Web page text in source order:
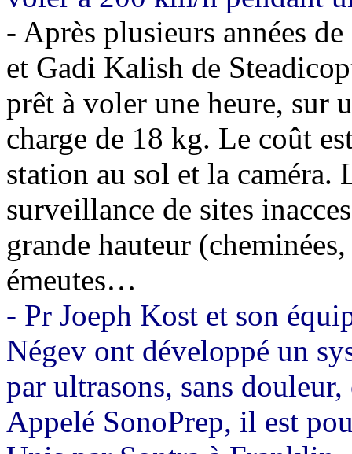
- Après plusieurs années
et Gadi Kalish de
prêt à voler une heure, sur
charge de 18 kg. Le coût
station au sol et la caméra.
surveillance de sites
grande hauteur
émeutes…
- Pr Joeph Kost et son
Négev ont développé un
par ultrasons, sans
Appelé SonoPrep, il est